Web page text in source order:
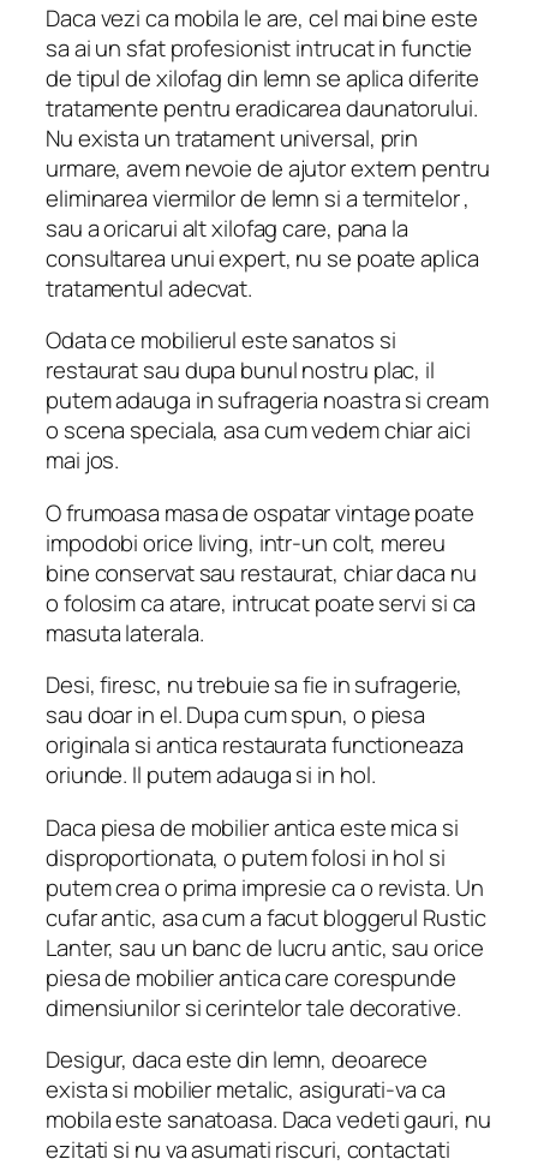
Daca vezi ca mobila le are, cel mai bine este
sa ai un sfat profesionist intrucat in functie
de tipul de xilofag din lemn se aplica diferite
tratamente pentru eradicarea daunatorului.
Nu exista un tratament universal, prin
urmare, avem nevoie de ajutor extern pentru
eliminarea viermilor de lemn si a termitelor ,
sau a oricarui alt xilofag care, pana la
consultarea unui expert, nu se poate aplica
tratamentul adecvat.
Odata ce mobilierul este sanatos si
restaurat sau dupa bunul nostru plac, il
putem adauga in sufrageria noastra si cream
o scena speciala, asa cum vedem chiar aici
mai jos.
O frumoasa masa de ospatar vintage poate
impodobi orice living, intr-un colt, mereu
bine conservat sau restaurat, chiar daca nu
o folosim ca atare, intrucat poate servi si ca
masuta laterala.
Desi, firesc, nu trebuie sa fie in sufragerie,
sau doar in el. Dupa cum spun, o piesa
originala si antica restaurata functioneaza
oriunde. Il putem adauga si in hol.
Daca piesa de mobilier antica este mica si
disproportionata, o putem folosi in hol si
putem crea o prima impresie ca o revista. Un
cufar antic, asa cum a facut bloggerul Rustic
Lanter, sau un banc de lucru antic, sau orice
piesa de mobilier antica care corespunde
dimensiunilor si cerintelor tale decorative.
Desigur, daca este din lemn, deoarece
exista si mobilier metalic, asigurati-va ca
mobila este sanatoasa. Daca vedeti gauri, nu
ezitati si nu va asumati riscuri, contactati